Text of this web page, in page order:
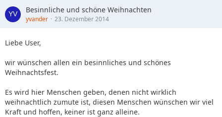
Besinnliche und schöne Weihnachten
yvander 23. Dezember 2014
Liebe User,
wir wünschen allen ein besinnliches und schönes
Weihnachtsfest.
Es wird hier Menschen geben, denen nicht wirklich
weihnachtlich zumute ist, diesen Menschen wünschen wir viel
Kraft und hoffen, keiner ist ganz alleine.